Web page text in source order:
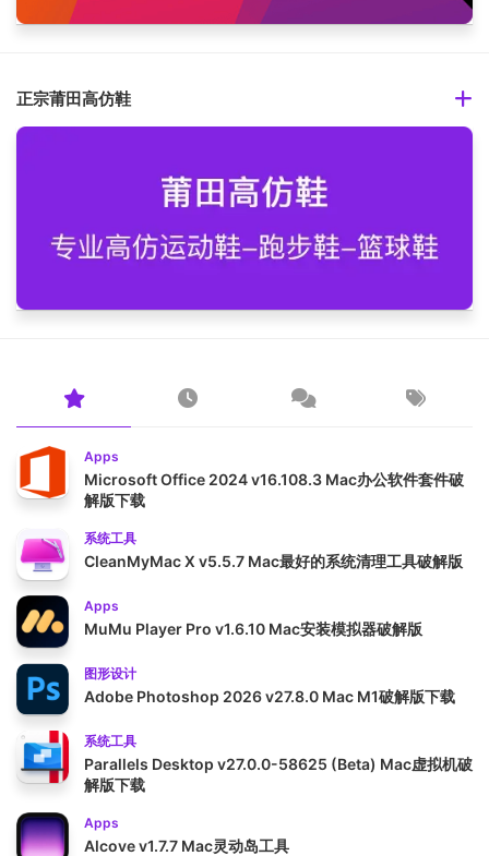
正宗莆田高仿鞋
Apps
Microsoft Office 2024 v16.108.3 Mac办公软件套件破
解版下载
系统工具
CleanMyMac X v5.5.7 Mac最好的系统清理工具破解版
Apps
MuMu Player Pro v1.6.10 Mac安装模拟器破解版
图形设计
Adobe Photoshop 2026 v27.8.0 Mac M1破解版下载
系统工具
Parallels Desktop v27.0.0-58625 (Beta) Mac虚拟机破
解版下载
Apps
Alcove v1.7.7 Mac灵动岛工具